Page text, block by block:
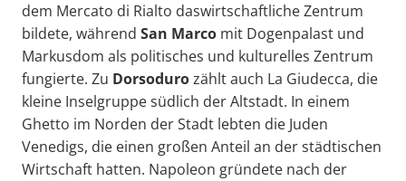
dem Mercato di Rialto daswirtschaftliche Zentrum
bildete, während San Marco mit Dogenpalast und
Markusdom als politisches und kulturelles Zentrum
fungierte. Zu Dorsodurozählt auch La Giudecca, die
kleine Inselgruppe südlich der Altstadt. In einem
Ghetto im Norden der Stadt lebten die Juden
Venedigs, die einen großen Anteil an der städtischen
Wirtschaft hatten. Napoleon gründete nach der